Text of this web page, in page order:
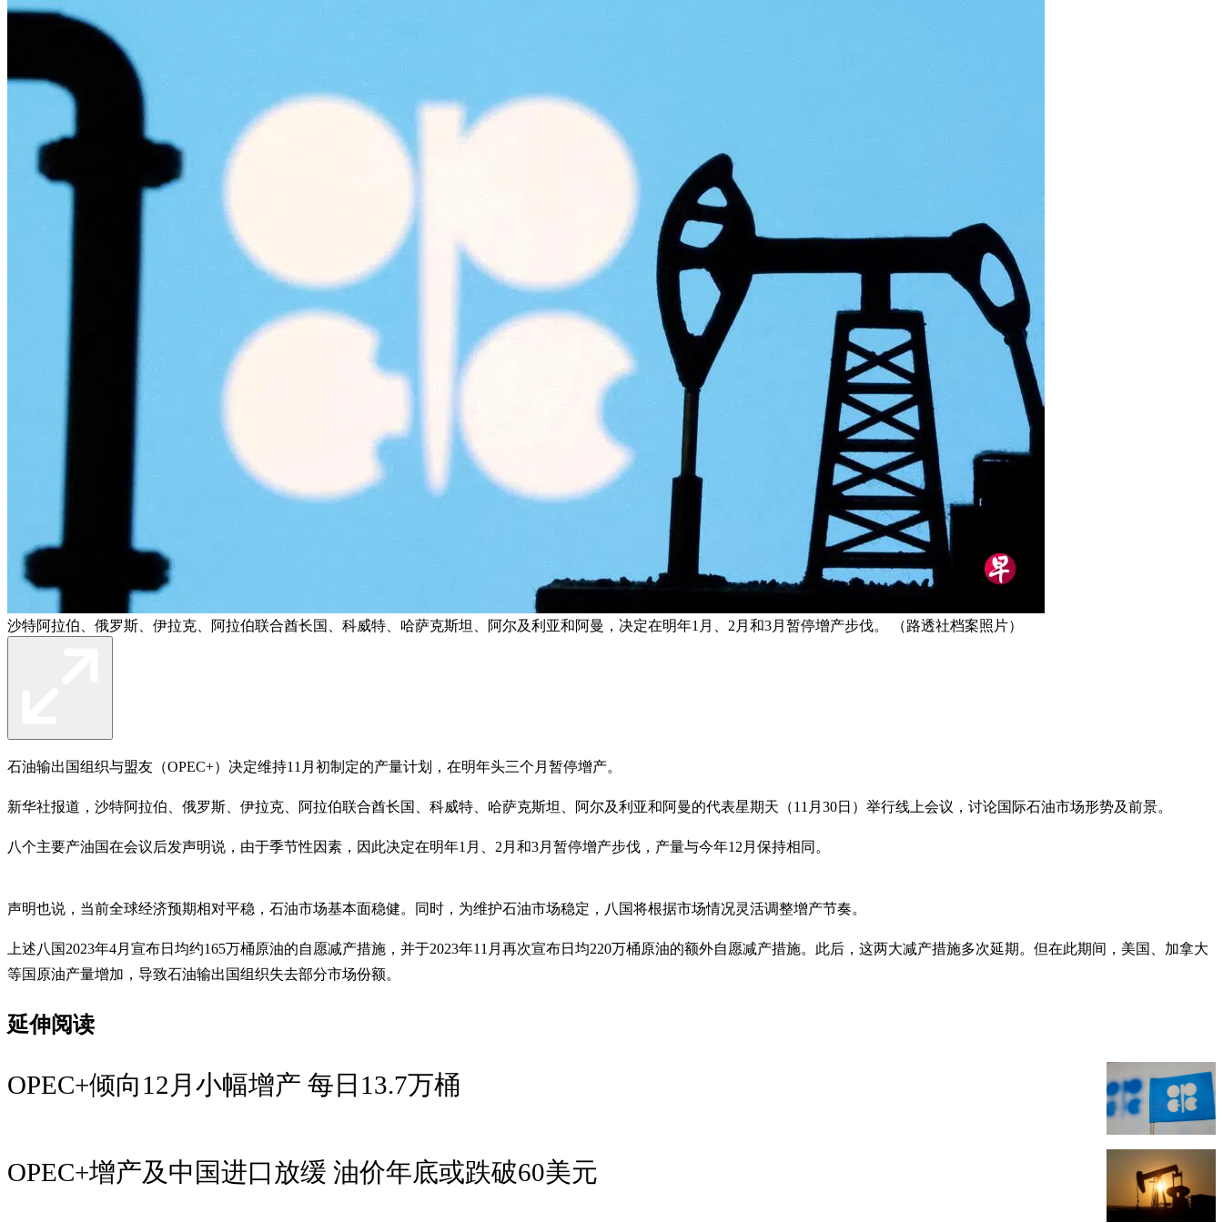
沙特阿拉伯、俄罗斯、伊拉克、阿拉伯联合酋长国、科威特、哈萨克斯坦、阿尔及利亚和阿曼，决定在明年1月、2月和3月暂停增产步伐。 （路透社档案照片）
石油输出国组织与盟友（OPEC+）决定维持11月初制定的产量计划，在明年头三个月暂停增产。
新华社报道，沙特阿拉伯、俄罗斯、伊拉克、阿拉伯联合酋长国、科威特、哈萨克斯坦、阿尔及利亚和阿曼的代表星期天（11月30日）举行线上会议，讨论国际石油市场形势及前景。
八个主要产油国在会议后发声明说，由于季节性因素，因此决定在明年1月、2月和3月暂停增产步伐，产量与今年12月保持相同。
声明也说，当前全球经济预期相对平稳，石油市场基本面稳健。同时，为维护石油市场稳定，八国将根据市场情况灵活调整增产节奏。
上述八国2023年4月宣布日均约165万桶原油的自愿减产措施，并于2023年11月再次宣布日均220万桶原油的额外自愿减产措施。此后，这两大减产措施多次延期。但在此期间，美国、加拿大
等国原油产量增加，导致石油输出国组织失去部分市场份额。
延伸阅读
OPEC+倾向12月小幅增产 每日13.7万桶
OPEC+增产及中国进口放缓 油价年底或跌破60美元